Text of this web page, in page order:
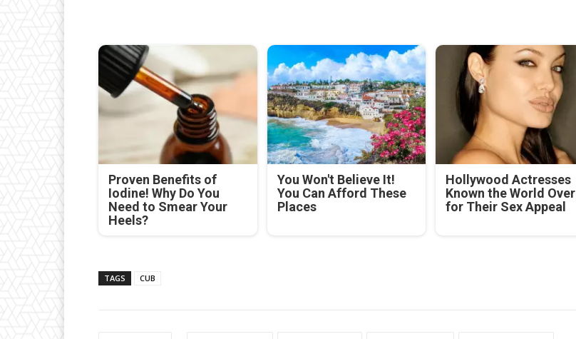
Proven Benefits of
Iodine! Why Do You
Need to Smear Your
Heels?
You Won't Believe It!
You Can Afford These
Places
Hollywood Actresses
Known the World Over
for Their Sex Appeal
TAGS CUB